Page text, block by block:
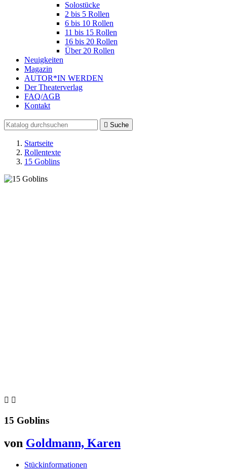
Solostücke
2 bis 5 Rollen
6 bis 10 Rollen
11 bis 15 Rollen
16 bis 20 Rollen
Über 20 Rollen
Neuigkeiten
Magazin
AUTOR*IN WERDEN
Der Theaterverlag
FAQ/AGB
Kontakt
 Suche
Startseite
Rollentexte
15 Goblins
 
15 Goblins
von Goldmann, Karen
Stückinformationen